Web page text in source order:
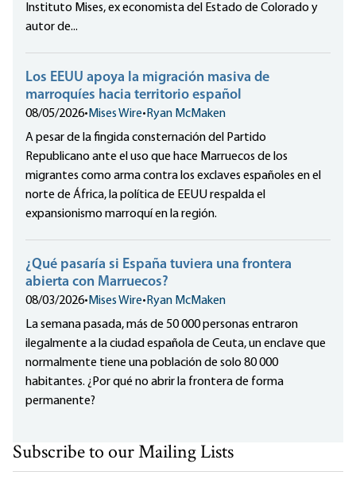
Instituto Mises, ex economista del Estado de Colorado y
autor de...
Los EEUU apoya la migración masiva de
marroquíes hacia territorio español
08/05/2026• Mises Wire•Ryan McMaken
A pesar de la fingida consternación del Partido
Republicano ante el uso que hace Marruecos de los
migrantes como arma contra los exclaves españoles en el
norte de África, la política de EEUU respalda el
expansionismo marroquí en la región.
¿Qué pasaría si España tuviera una frontera
abierta con Marruecos?
08/03/2026• Mises Wire•Ryan McMaken
La semana pasada, más de 50 000 personas entraron
ilegalmente a la ciudad española de Ceuta, un enclave que
normalmente tiene una población de solo 80 000
habitantes. ¿Por qué no abrir la frontera de forma
permanente?
Subscribe to our Mailing Lists